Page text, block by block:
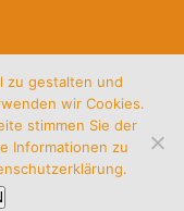
zu gestalten und
wir Cookies.
stimmen Sie der
Informationen zu